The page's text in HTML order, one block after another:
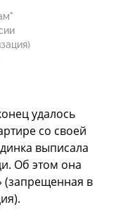
удалось
со своей
выписала
Об этом она
(запрещенная в